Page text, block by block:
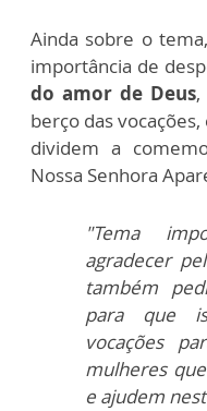
Ainda sobre o
importância de
do amor de Deus,
berço das
dividem a
Nossa Senhora
"Tema
agradecer
também
para que
vocações
mulheres que
e ajudem